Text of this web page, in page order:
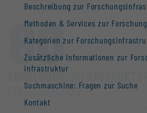
Beschreibung zur
Methoden & Services zur
Kategorien zur
Zusätzliche Informationen zur
infrastruktur
Suchmaschine: Fragen zur Suche
Kontakt
80
COLLABORATION